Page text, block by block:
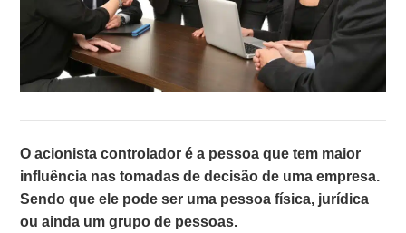
O acionista controlador é a pessoa que tem maior
influência nas tomadas de decisão de uma empresa.
Sendo que ele pode ser uma pessoa física, jurídica
ou ainda um grupo de pessoas.